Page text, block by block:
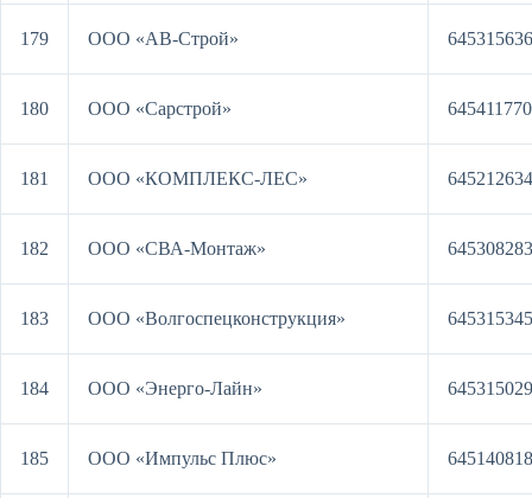
179 ООО «АВ-Строй»
180 ООО «Сарстрой»
181 ООО «КОМПЛЕКС-ЛЕС»
182 ООО «СВА-Монтаж»
183 ООО «Волгоспецконструкция»
184 ООО «Энерго-Лайн»
185 ООО «Импульс Плюс»